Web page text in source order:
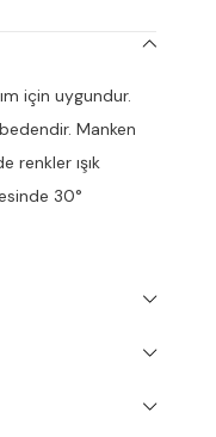
için uygundur.
Manken
renkler ışık
30°